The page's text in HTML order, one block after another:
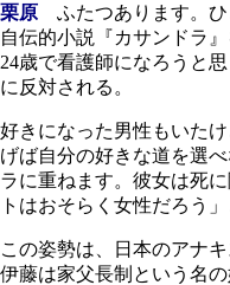
栗原 ふたつあります。ひ
自伝的小説『カサンドラ
24歳で看護師になろうと
に反対される。
好きになった男性もいた
げば自分の好きな道を選
ラに重ねます。彼女は死
トはおそらく女性だろう」
この姿勢は、日本のアナ
伊藤は家父長制という名